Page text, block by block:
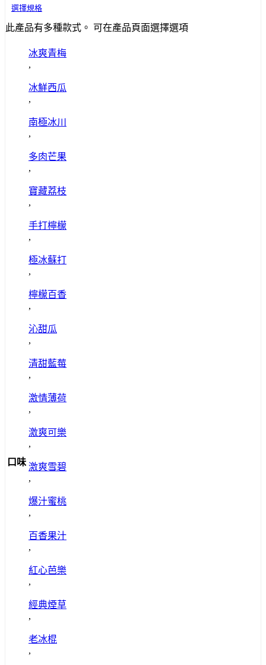
選擇規格
此產品有多種款式。 可在產品頁面選擇選項
口味
冰爽青梅
,
冰鮮西瓜
,
南極冰川
,
多肉芒果
,
寶藏荔枝
,
手打檸檬
,
極冰蘇打
,
檸檬百香
,
沁甜瓜
,
清甜藍莓
,
激情薄荷
,
激爽可樂
,
激爽雪碧
,
爆汁蜜桃
,
百香果汁
,
紅心芭樂
,
經典煙草
,
老冰棍
,